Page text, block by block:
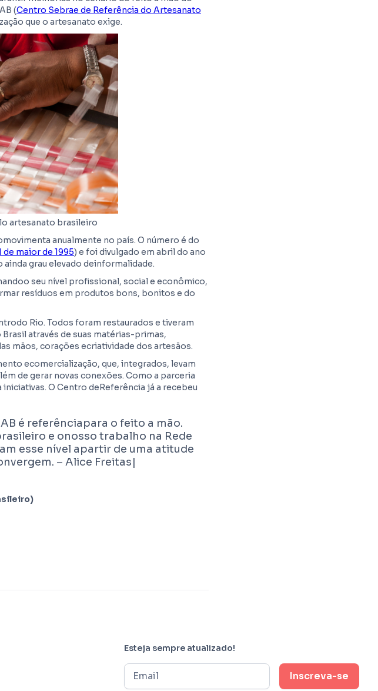
(Centro Sebrae de Referência do Artesanato
que o artesanato exige.
artesanato brasileiro
anualmente no país. O número é do
de maior de 1995) e foi divulgado em abril do ano
grau elevado deinformalidade.
seu nível profissional, social e econômico,
resíduos em produtos bons, bonitos e do
Rio. Todos foram restaurados e tiveram
através de suas matérias-primas,
mãos, corações ecriatividade dos artesãos.
ecomercialização, que, integrados, levam
de gerar novas conexões. Como a parceria
O Centro deReferência já a recebeu
é referênciapara o feito a mão.
e onosso trabalho na Rede
esse nível apartir de uma atitude
– Alice Freitas|
Esteja sempre atualizado!